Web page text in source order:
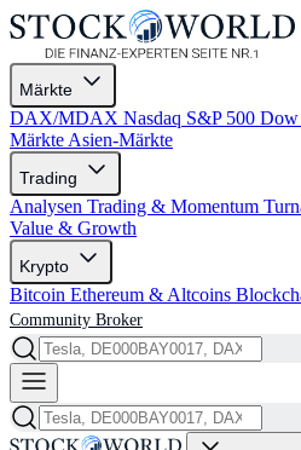
Märkte
DAX/MDAX Nasdaq S&P 500 Dow
Märkte Asien-Märkte
Trading
Analysen Trading & Momentum
Value & Growth
Krypto
Bitcoin Ethereum & Altcoins
Community Broker